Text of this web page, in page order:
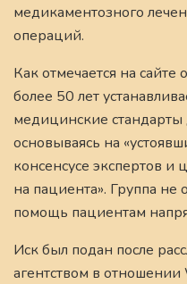
медикаментозного
операций.
Как отмечается на
более 50 лет
медицинские
основываясь на
консенсусе экспертов
на пациента». Группа
помощь пациентам
Иск был подан после
агентством в отношении